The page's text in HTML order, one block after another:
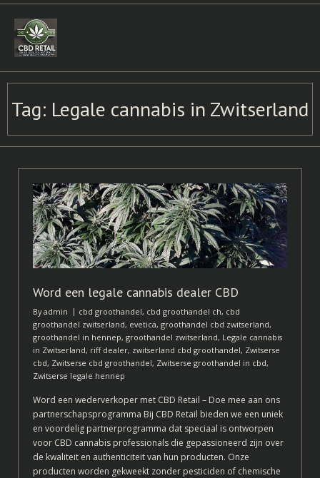
Skip
content
Tag: Legale cannabis in Zwitserland
Word een legale cannabis dealer CBD
Byadmin cbd groothandel, cbd groothandel ch, cbd
groothandel zwitserland, evetica, groothandel cbd zwitserland,
groothandel in hennep, groothandel zwitserland, Legale cannabis
in Zwitserland, riff dealer, zwitserland cbd groothandel, Zwitserse
cbd, Zwitserse cbd groothandel, Zwitserse groothandel in cbd,
Zwitserse legale hennep
Word een wederverkoper met CBD Retail – Doe mee aan ons
partnerschapsprogramma Bij CBD Retail bieden we een uniek
en voordelig partnerprogramma dat speciaal is ontworpen
voor CBD cannabis professionals die gepassioneerd zijn over
de kwaliteit en authenticiteit van hun producten. Onze
producten worden gekweekt zonder pesticiden of chemische